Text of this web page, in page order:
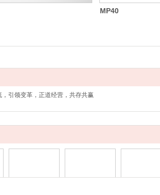
MP40
，引领变革，正道经营，共存共赢